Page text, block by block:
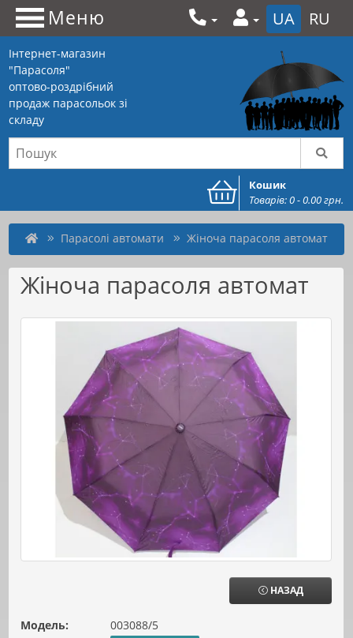
Меню UA RU
Інтернет-магазин
"Парасоля"
оптово-роздрібний
продаж парасольок зі
складу
Кошик
Товарів: 0 - 0.00 грн.
Парасолі автомати Жіноча парасоля автомат
Жіноча парасоля автомат
НАЗАД
Модель:
003088/5